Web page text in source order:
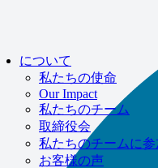
について
私たちの使命
Our Impact
私たちのチーム
取締役会
私たちのチームに参
お客様の声